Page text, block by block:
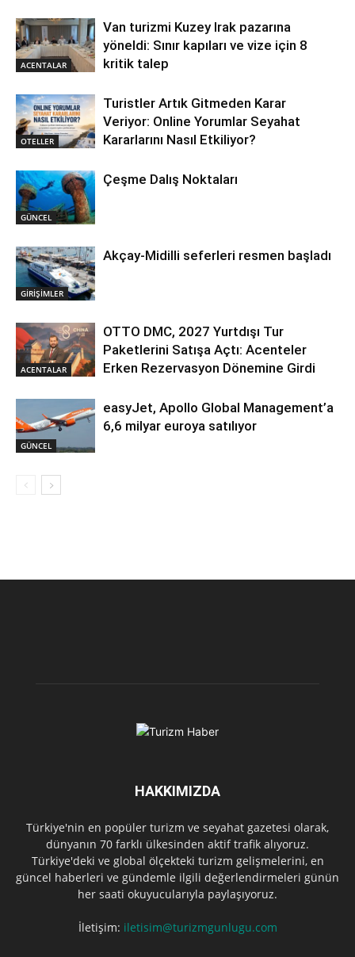
ACENTALAR
Van turizmi Kuzey Irak pazarına
yöneldi: Sınır kapıları ve vize için 8
kritik talep
OTELLER
Turistler Artık Gitmeden Karar
Veriyor: Online Yorumlar Seyahat
Kararlarını Nasıl Etkiliyor?
GÜNCEL
Çeşme Dalış Noktaları
GİRİŞİMLER
Akçay-Midilli seferleri resmen başladı
ACENTALAR
OTTO DMC, 2027 Yurtdışı Tur
Paketlerini Satışa Açtı: Acenteler
Erken Rezervasyon Dönemine Girdi
GÜNCEL
easyJet, Apollo Global Management’a
6,6 milyar euroya satılıyor
HAKKIMIZDA
Türkiye'nin en popüler turizm ve seyahat gazetesi olarak,
dünyanın 70 farklı ülkesinden aktif trafik alıyoruz.
Türkiye'deki ve global ölçekteki turizm gelişmelerini, en
güncel haberleri ve gündemle ilgili değerlendirmeleri günün
her saati okuyucularıyla paylaşıyoruz.
İletişim: iletisim@turizmgunlugu.com